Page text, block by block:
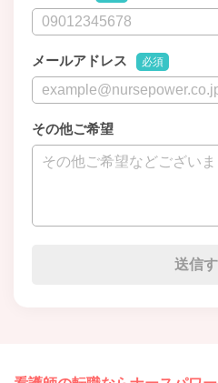
メールアドレス 必須
その他ご希望